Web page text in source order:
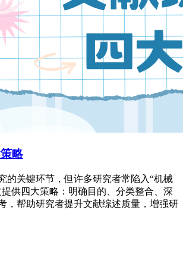
略
的关键环节，但许多研究者常陷入“机械
供四大策略：明确目的、分类整合、深
，帮助研究者提升文献综述质量，增强研